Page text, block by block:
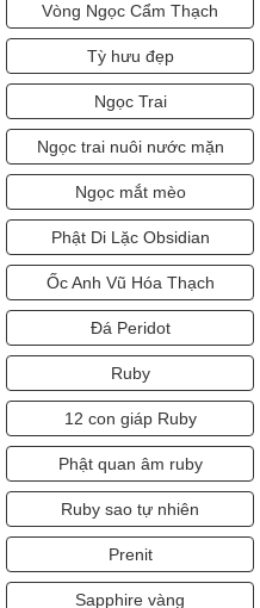
Vòng Ngọc Cẩm Thạch
Tỳ hưu đẹp
Ngọc Trai
Ngọc trai nuôi nước mặn
Ngọc mắt mèo
Phật Di Lặc Obsidian
Ốc Anh Vũ Hóa Thạch
Đá Peridot
Ruby
12 con giáp Ruby
Phật quan âm ruby
Ruby sao tự nhiên
Prenit
Sapphire vàng